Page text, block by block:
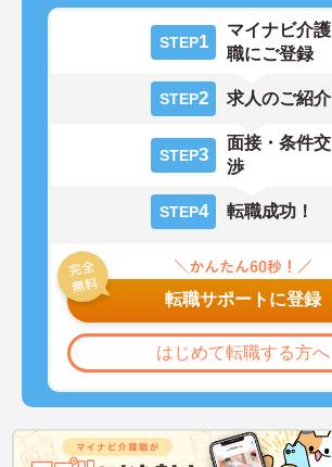
STEP1
マイナビ介護
職にご登録
STEP2 求人のご紹介
STEP3
面接・条件交
渉
STEP4 転職成功！
転職サポートに登録
はじめて転職する方へ